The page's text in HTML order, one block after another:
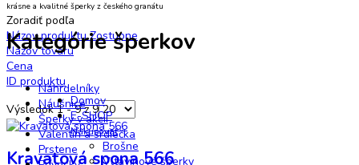
krásne a kvalitné šperky z českého granátu
Kategórie šperkov
Náhrdelníky
Náušnice
Šperky v akcii
Valentín a srdiečka
Prstene
Domov
E-SHOP
Nakupovať
Brošne
Vltavínové šperky
Zoradiť podľa
Názov produktu Zostupne
Názov tovaru
Cena
ID produktu
Výsledok 1 - 9 z 9
Kravatová spona 566